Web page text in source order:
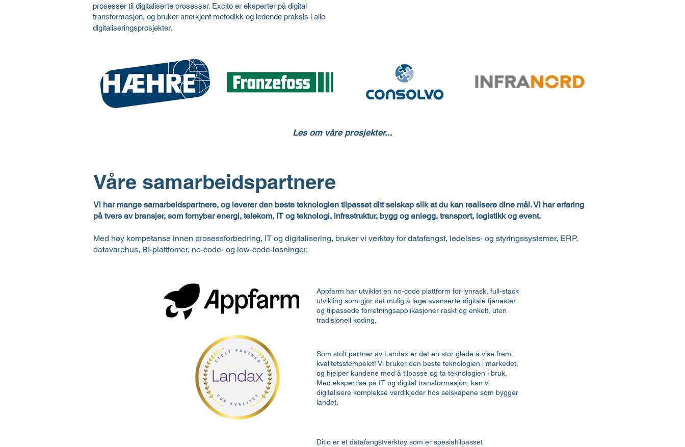
prosesser til digitaliserte prosesser. Excito er eksperter på digital
transformasjon, og bruker anerkjent metodikk og ledende praksis i alle
digitaliseringsprosjekter.
Les om våre prosjekter...
Våre samarbeidspartnere
Vi har mange samarbeidspartnere, og leverer den beste teknologien tilpasset ditt selskap slik at du kan realisere dine mål. Vi har erfaring
på tvers av bransjer, som fornybar energi, telekom, IT og teknologi, infrastruktur, bygg og anlegg, transport, logistikk og event.
Med høy kompetanse innen prosessforbedring, IT og digitalisering, bruker vi verktøy for datafangst, ledelses- og styringssystemer, ERP,
datavarehus, BI-plattfomer, no-code- og low-code-løsninger.
Appfarm har utviklet en no-code plattform for lynrask, full-stack
utvikling som gjør det mulig å lage avanserte digitale tjenester
og tilpassede forretningsapplikasjoner raskt og enkelt, uten
tradisjonell koding.
Som stolt partner av Landax er det en stor glede å vise frem
kvalitetsstempelet! Vi bruker den beste teknologien i markedet,
og hjelper kundene med å tilpasse og ta teknologien i bruk.
Med ekspertise på IT og digital transformasjon, kan vi
digitalisere komplekse verdikjeder hos selskapene som bygger
landet.
Ditio er et datafangstverktøy som er spesialtilpasset